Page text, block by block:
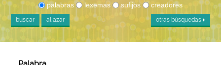
palabras lexemas sufijos creadores
buscar al azar otras búsquedas